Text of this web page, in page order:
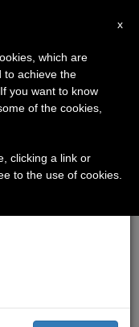
×
la pausa
de verano
también el
x
which are
to achieve the
you want to know
of the cookies,
clicking a link or
to the use of cookies.